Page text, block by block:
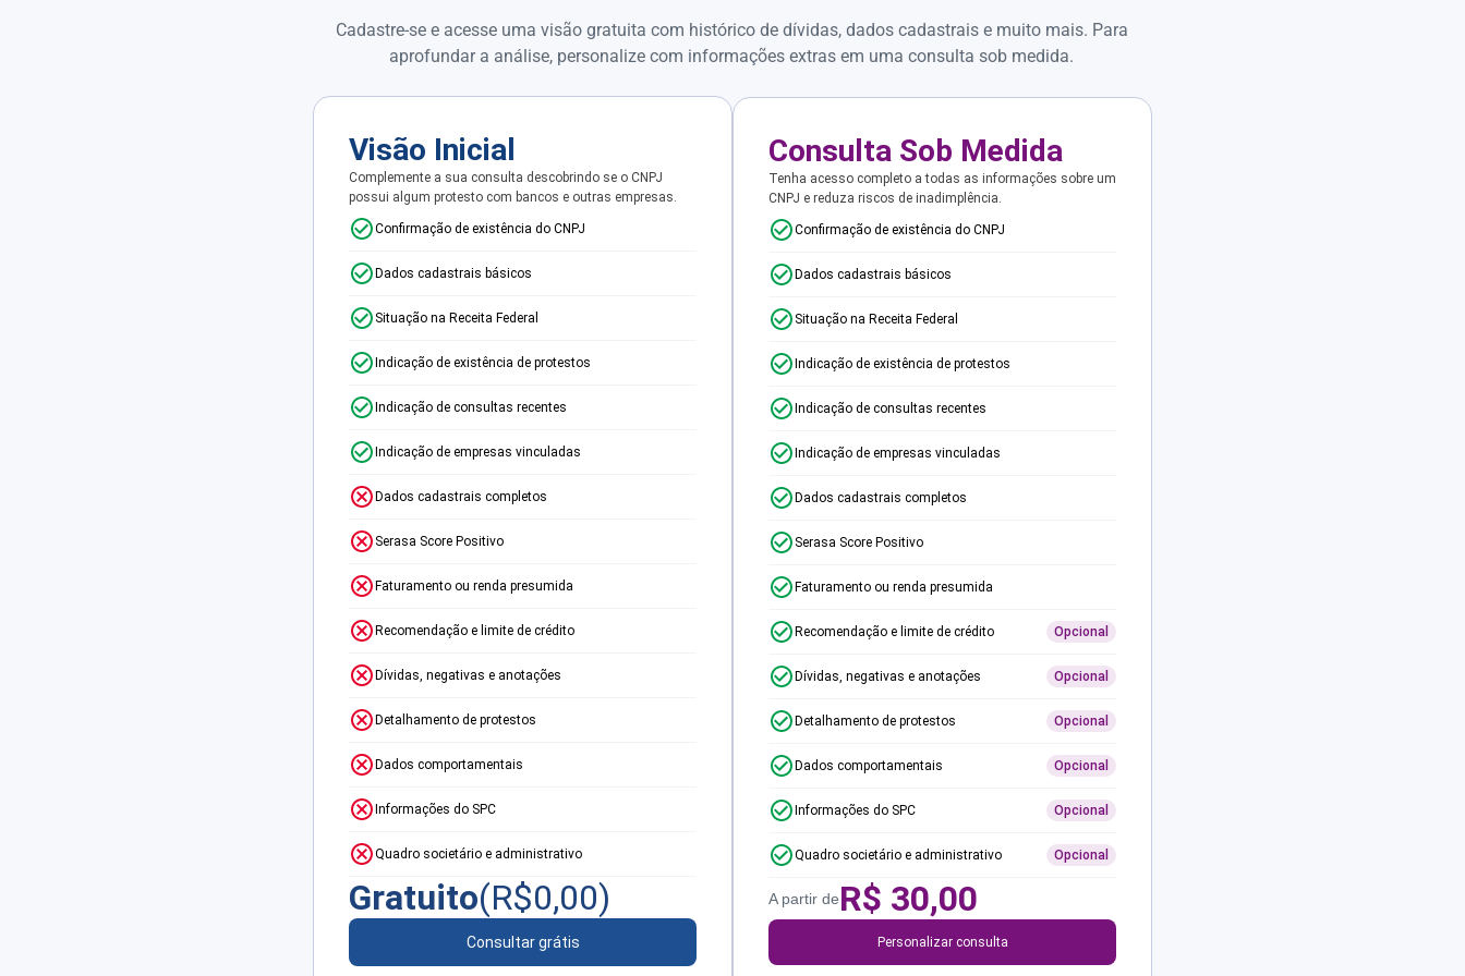
Cadastre-se e acesse uma visão gratuita com histórico de dívidas, dados cadastrais e muito mais. Para
aprofundar a análise, personalize com informações extras em uma consulta sob medida.
Visão Inicial
Complemente a sua consulta descobrindo se o CNPJ
possui algum protesto com bancos e outras empresas.
Confirmação de existência do CNPJ
Dados cadastrais básicos
Situação na Receita Federal
Indicação de existência de protestos
Indicação de consultas recentes
Indicação de empresas vinculadas
Dados cadastrais completos
Serasa Score Positivo
Faturamento ou renda presumida
Recomendação e limite de crédito
Dívidas, negativas e anotações
Detalhamento de protestos
Dados comportamentais
Informações do SPC
Quadro societário e administrativo
Gratuito(R$0,00)
Consultar grátis
Consulta Sob Medida
Tenha acesso completo a todas as informações sobre um
CNPJ e reduza riscos de inadimplência.
Confirmação de existência do CNPJ
Dados cadastrais básicos
Situação na Receita Federal
Indicação de existência de protestos
Indicação de consultas recentes
Indicação de empresas vinculadas
Dados cadastrais completos
Serasa Score Positivo
Faturamento ou renda presumida
Recomendação e limite de crédito Opcional
Dívidas, negativas e anotações Opcional
Detalhamento de protestos Opcional
Dados comportamentais Opcional
Informações do SPC Opcional
Quadro societário e administrativo Opcional
A partir deR$ 30,00
Personalizar consulta